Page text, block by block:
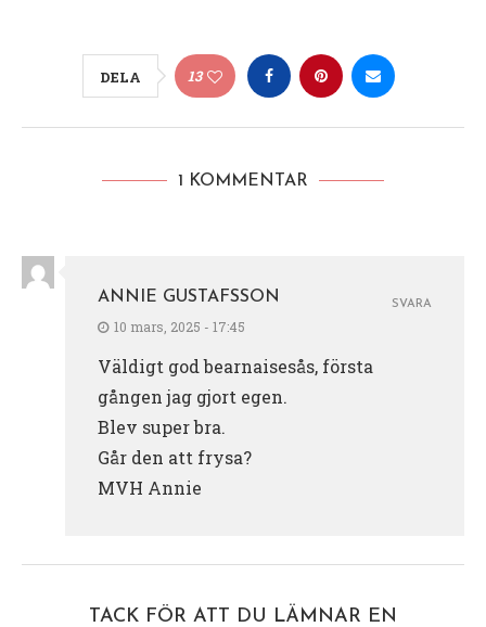
DELA 13
1 KOMMENTAR
ANNIE GUSTAFSSON
10 mars, 2025 - 17:45
Väldigt god bearnaisesås, första
gången jag gjort egen.
Blev super bra.
Går den att frysa?
MVH Annie
SVARA
TACK FÖR ATT DU LÄMNAR EN